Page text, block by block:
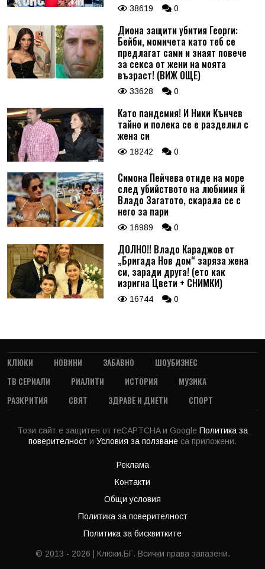
38619 0
Диона защити убития Георги:
Бейби, момичета като теб се
предлагат сами и знаят повече
за секса от жени на моята
възраст! (ВИЖ ОЩЕ)
33628 0
Като пандемия! И Ники Кънчев
тайно и полека се е разделил с
жена си
18242 0
Симона Пейчева отиде на море
след убийството на любимия й
Владо Загатото, скарала се с
него за пари
16989 0
ДОЛНО!! Владо Караджов от
„Бригада Нов дом“ заряза жена
си, заради друга! (ето как
изригна Цвети + СНИМКИ)
16744 0
КЛЮКИ НОВИНИ ЗАБАВНО
ШОУБИЗНЕС
ТВ СЕРИАЛИ
РИАЛИТИ ИСТОРИЯ
МУЗИКА
РАЗКРИТИЯ
СВЯТ ЗДРАВЕ И ДИЕТИ СПОРТ
Този сайт е защитен от reCAPTCHA и Google Политика за
поверителност и Условия за ползване са приложени.
Реклама
Контакти
Общи условия
Политика за поверителност
Политика за бисквитките
© 2013 - 2026 | Клюки.БГ. Всички права запазени.